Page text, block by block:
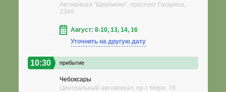
Автовокзал "Щербинки", проспект Гагарина,
234А
Август: 8-10, 13, 14, 16
Уточнить на другую дату
10:30 прибытие
Чебоксары
Центральный автовокзал, пр-т Мира, 78